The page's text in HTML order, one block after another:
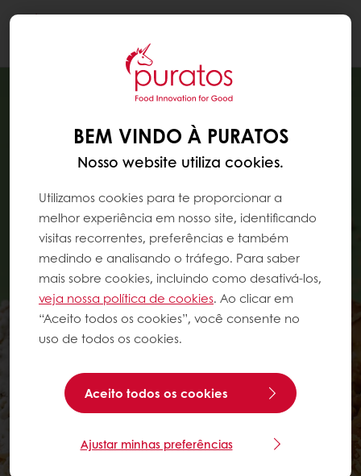
BEM VINDO À PURATOS
Nosso website utiliza cookies.
Utilizamos cookies para te proporcionar a
melhor experiência em nosso site, identificando
visitas recorrentes, preferências e também
medindo e analisando o tráfego. Para saber
mais sobre cookies, incluindo como desativá-los,
veja nossa política de cookies. Ao clicar em
“Aceito todos os cookies”, você consente no
uso de todos os cookies.
Aceito todos os cookies
Ajustar minhas preferências